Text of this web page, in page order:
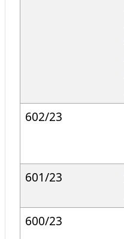
602/23
601/23
600/23